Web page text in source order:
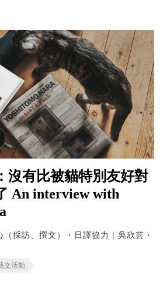
沒有比被貓特別友好對
An interview with
（採訪、撰文）・日譯協力｜吳欣芸・
文活動